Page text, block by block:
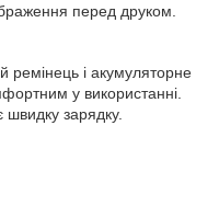
перед друком.
ремінець і акумуляторне
у використанні.
швидку зарядку.